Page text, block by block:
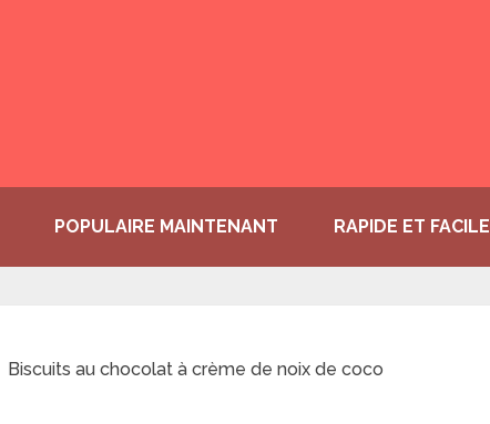
POPULAIRE MAINTENANT RAPIDE ET FACILE
Biscuits au chocolat à crème de noix de coco